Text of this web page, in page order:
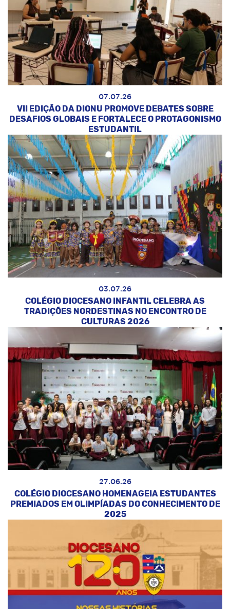
07.07.26
VII EDIÇÃO DA DIONU PROMOVE DEBATES SOBRE
DESAFIOS GLOBAIS E FORTALECE O PROTAGONISMO
ESTUDANTIL
03.07.26
COLÉGIO DIOCESANO INFANTIL CELEBRA AS
TRADIÇÕES NORDESTINAS NO ENCONTRO DE
CULTURAS 2026
27.06.26
COLÉGIO DIOCESANO HOMENAGEIA ESTUDANTES
PREMIADOS EM OLIMPÍADAS DO CONHECIMENTO DE
2025